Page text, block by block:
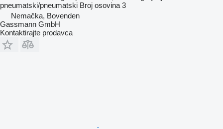
pneumatski/pneumatski Broj osovina 3
Nemačka, Bovenden
Gassmann GmbH
Kontaktirajte prodavca